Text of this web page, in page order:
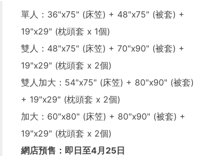
單人：36"x75" (床笠) + 48"x75" (被套) +
19"x29" (枕頭套 x 1個)
雙人：48"x75" (床笠) + 70"x90" (被套) +
19"x29" (枕頭套 x 2個)
雙人加大：54"x75" (床笠) + 80"x90" (被套)
+ 19"x29" (枕頭套 x 2個)
加大：60"x80" (床笠) + 80"x90" (被套) +
19"x29" (枕頭套 x 2個)
網店預售：即日至4月25日